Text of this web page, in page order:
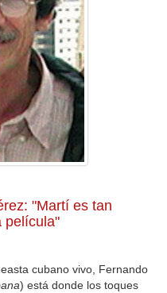
"Martí es tan
película"
cubano vivo, Fernando
) está donde los toques